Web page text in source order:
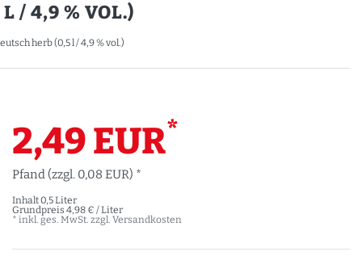
/ 4,9 % VOL.)
herb (0,5 l / 4,9 % vol.)
2,49 EUR*
Pfand (zzgl. 0,08 EUR) *
Inhalt0,5Liter
Grundpreis 4,98 € / Liter
* inkl. ges. MwSt. zzgl. Versandkosten